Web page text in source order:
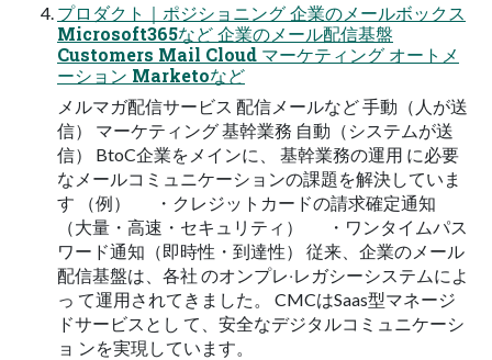
プロダクト｜ポジショニング 企業のメールボックス
Microsoft365など 企業のメール配信基盤
Customers Mail Cloud マーケティング オートメ
ーション Marketoなど
メルマガ配信サービス 配信メールなど ⼿動（⼈が送
信） マーケティング 基幹業務 ⾃動（システムが送
信） BtoC企業をメインに、 基幹業務の運用 に必要
なメールコミュニケーションの課題を解決していま
す （例） ・クレジットカードの請求確定通知
（大量・高速・セキュリティ） ・ワンタイムパス
ワード通知（即時性・到達性） 従来、企業のメール
配信基盤は、各社 のオンプレ‧レガシーシステムによ
っ て運⽤されてきました。 CMCはSaas型マネージ
ドサービスとし て、安全なデジタルコミュニケーシ
ョ ンを実現しています。